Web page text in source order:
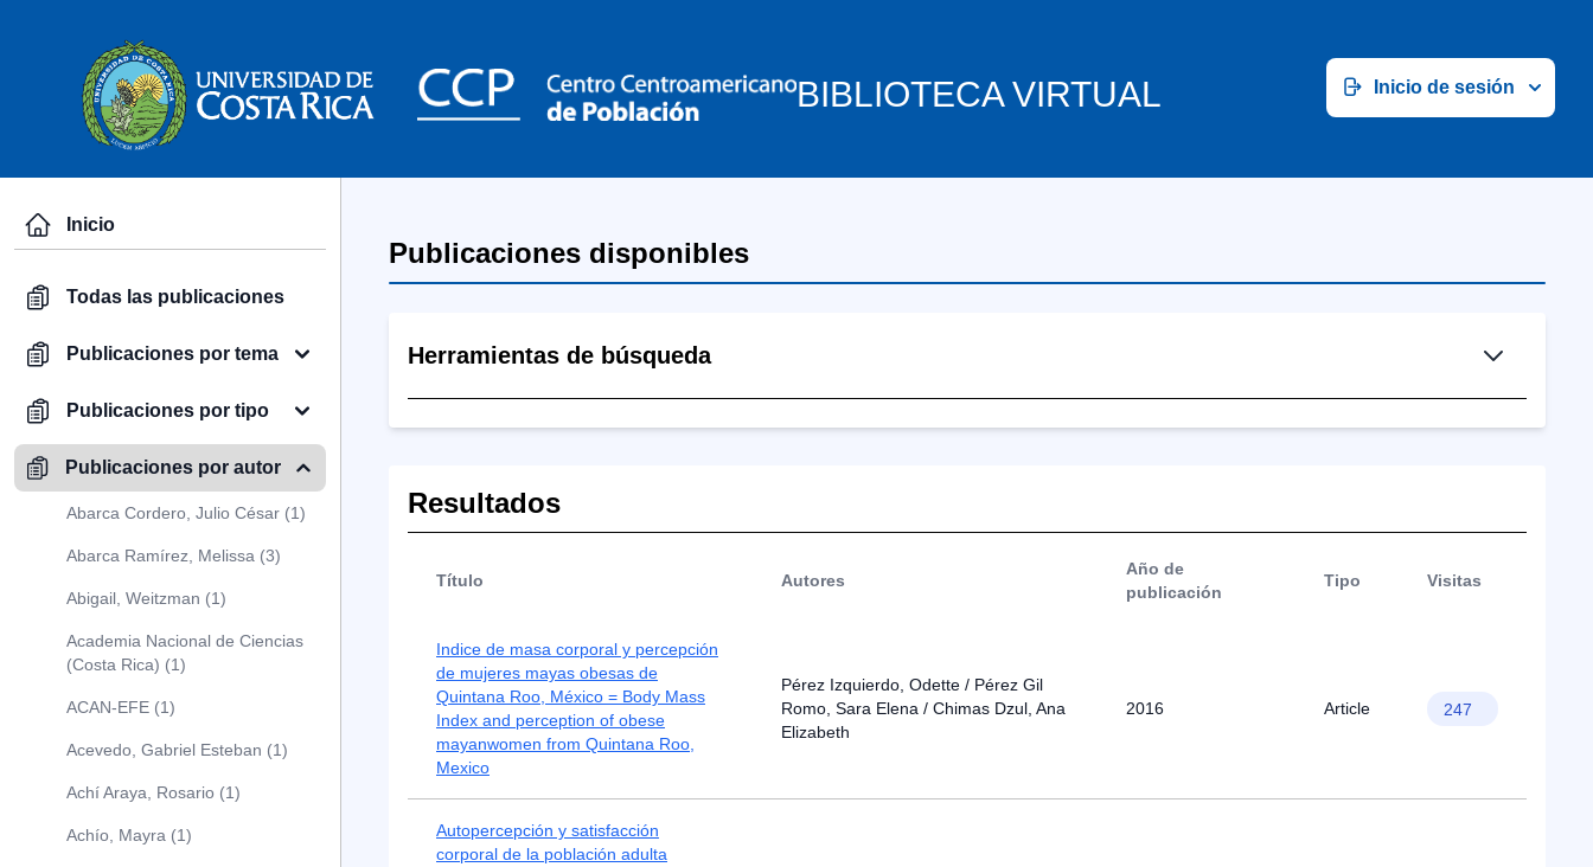
BIBLIOTECA VIRTUAL Inicio de sesión
Inicio
Todas las publicaciones
Publicaciones por tema
Publicaciones por tipo
Publicaciones por autor
Abarca Cordero, Julio César (1)
Abarca Ramírez, Melissa (3)
Abigail, Weitzman (1)
Academia Nacional de Ciencias
(Costa Rica) (1)
ACAN-EFE (1)
Acevedo, Gabriel Esteban (1)
Achí Araya, Rosario (1)
Achío, Mayra (1)
Publicaciones disponibles
Herramientas de búsqueda
Resultados
Título Autores
Año de
publicación
Tipo Visitas
Indice de masa corporal y percepción
de mujeres mayas obesas de
Quintana Roo, México = Body Mass
Index and perception of obese
mayanwomen from Quintana Roo,
Mexico
Pérez Izquierdo, Odette / Pérez Gil
Romo, Sara Elena / Chimas Dzul, Ana
Elizabeth
2016 Article 247
Autopercepción y satisfacción
corporal de la población adulta